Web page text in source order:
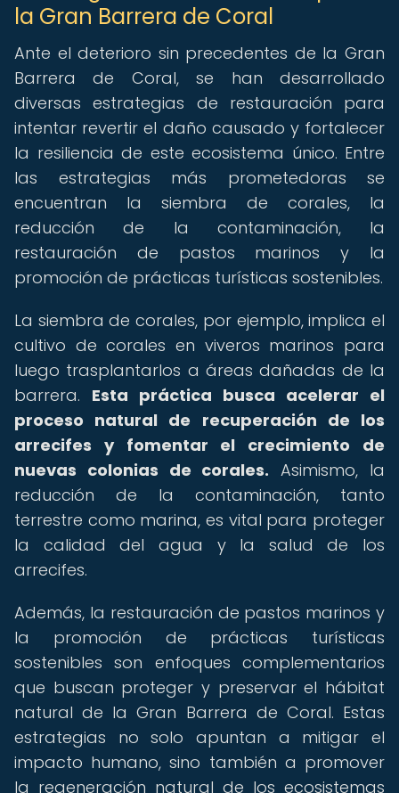
la Gran Barrera de Coral
Ante el deterioro sin precedentes de la Gran
Barrera de Coral, se han desarrollado
diversas estrategias de restauración para
intentar revertir el daño causado y fortalecer
la resiliencia de este ecosistema único. Entre
las estrategias más prometedoras se
encuentran la siembra de corales, la
reducción de la contaminación, la
restauración de pastos marinos y la
promoción de prácticas turísticas sostenibles.
La siembra de corales, por ejemplo, implica el
cultivo de corales en viveros marinos para
luego trasplantarlos a áreas dañadas de la
barrera. Esta práctica busca acelerar el
proceso natural de recuperación de los
arrecifes y fomentar el crecimiento de
nuevas colonias de corales. Asimismo, la
reducción de la contaminación, tanto
terrestre como marina, es vital para proteger
la calidad del agua y la salud de los
arrecifes.
Además, la restauración de pastos marinos y
la promoción de prácticas turísticas
sostenibles son enfoques complementarios
que buscan proteger y preservar el hábitat
natural de la Gran Barrera de Coral. Estas
estrategias no solo apuntan a mitigar el
impacto humano, sino también a promover
la regeneración natural de los ecosistemas